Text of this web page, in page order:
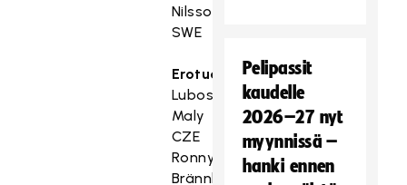
Nilsson
SWE
Erotuomaritarkkailijat
Lubos
Maly
CZE
Ronny
Brännbacka
Pelipassit
kaudelle
2026–27 nyt
myynnissä –
hanki ennen